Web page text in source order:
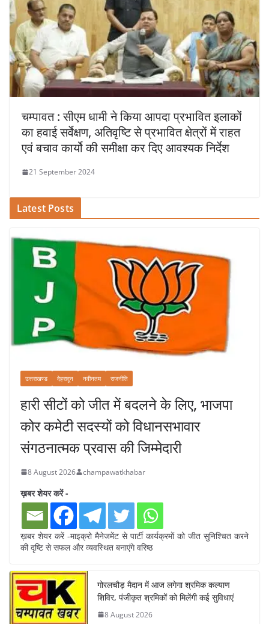
चम्पावत : सीएम धामी ने किया आपदा प्रभावित इलाकों
का हवाई सर्वेक्षण, अतिवृष्टि से प्रभावित क्षेत्रों में राहत
एवं बचाव कार्यो की समीक्षा कर दिए आवश्यक निर्देश
21 September 2024
Latest Posts
उत्तराखण्ड देहरादून नवीनतम राजनीति
हारी सीटों को जीत में बदलने के लिए, भाजपा
कोर कमेटी सदस्यों को विधानसभावार
संगठनात्मक प्रवास की जिम्मेदारी
8 August 2026 champawatkhabar
ख़बर शेयर करें -
ख़बर शेयर करें -माइक्रो मैनेजमेंट से पार्टी कार्यक्रमों को जीत सुनिश्चित करने
की दृष्टि से सफल और व्यवस्थित बनाएंगे वरिष्ठ
गोरलचौड़ मैदान में आज लगेगा श्रमिक कल्याण
शिविर, पंजीकृत श्रमिकों को मिलेंगी कई सुविधाएं
8 August 2026